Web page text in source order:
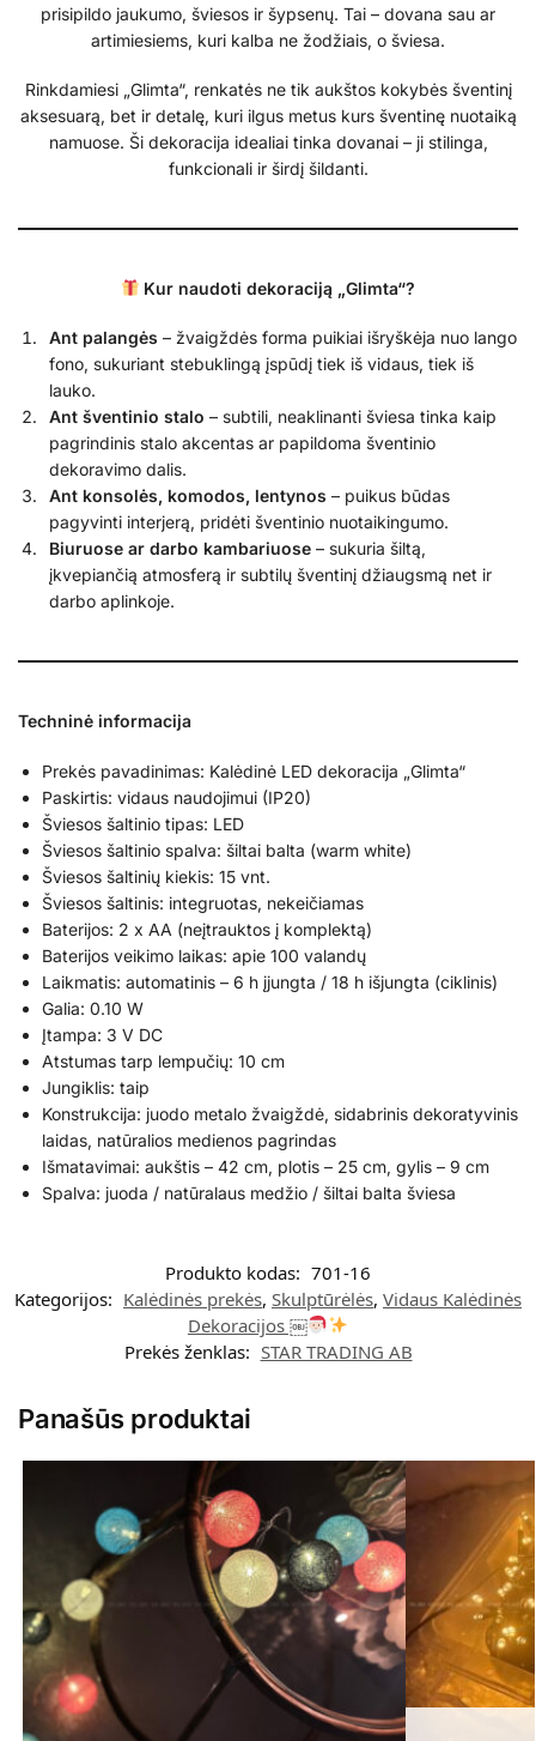
prisipildo jaukumo, šviesos ir šypsenų. Tai – dovana sau ar
artimiesiems, kuri kalba ne žodžiais, o šviesa.
Rinkdamiesi „Glimta“, renkatės ne tik aukštos kokybės šventinį
aksesuarą, bet ir detalę, kuri ilgus metus kurs šventinę nuotaiką
namuose. Ši dekoracija idealiai tinka dovanai – ji stilinga,
funkcionali ir širdį šildanti.
Kur naudoti dekoraciją „Glimta“?
Ant palangės – žvaigždės forma puikiai išryškėja nuo lango
fono, sukuriant stebuklingą įspūdį tiek iš vidaus, tiek iš
lauko.
Ant šventinio stalo – subtili, neaklinanti šviesa tinka kaip
pagrindinis stalo akcentas ar papildoma šventinio
dekoravimo dalis.
Ant konsolės, komodos, lentynos – puikus būdas
pagyvinti interjerą, pridėti šventinio nuotaikingumo.
Biuruose ar darbo kambariuose – sukuria šiltą,
įkvepiančią atmosferą ir subtilų šventinį džiaugsmą net ir
darbo aplinkoje.
Techninė informacija
Prekės pavadinimas: Kalėdinė LED dekoracija „Glimta“
Paskirtis: vidaus naudojimui (IP20)
Šviesos šaltinio tipas: LED
Šviesos šaltinio spalva: šiltai balta (warm white)
Šviesos šaltinių kiekis: 15 vnt.
Šviesos šaltinis: integruotas, nekeičiamas
Baterijos: 2 x AA (neįtrauktos į komplektą)
Baterijos veikimo laikas: apie 100 valandų
Laikmatis: automatinis – 6 h įjungta / 18 h išjungta (ciklinis)
Galia: 0.10 W
Įtampa: 3 V DC
Atstumas tarp lempučių: 10 cm
Jungiklis: taip
Konstrukcija: juodo metalo žvaigždė, sidabrinis dekoratyvinis
laidas, natūralios medienos pagrindas
Išmatavimai: aukštis – 42 cm, plotis – 25 cm, gylis – 9 cm
Spalva: juoda / natūralaus medžio / šiltai balta šviesa
Produkto kodas: 701-16
Kategorijos: Kalėdinės prekės, Skulptūrėlės, Vidaus Kalėdinės
Dekoracijos ￼
Prekės ženklas: STAR TRADING AB
Panašūs produktai